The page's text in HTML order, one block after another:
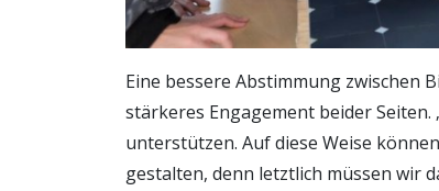
Eine bessere Abstimmung
stärkeres Engagement beider
unterstützen. Auf diese Weise
gestalten, denn letztlich müssen wir